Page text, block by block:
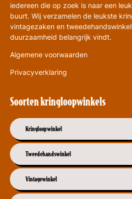
iedereen die op zoek is naar een
buurt. Wij verzamelen de leukste
vintagezaken en
duurzaamheid belangrijk vindt.
Algemene voorwaarden
Privacyverklaring
Soorten kringloopwinkels
Kringloopwinkel
Tweedehandswinkel
Vintagewinkel